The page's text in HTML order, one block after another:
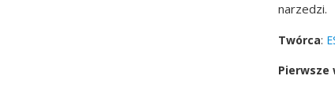
narzedzi.
Twórca:
Pierwsze